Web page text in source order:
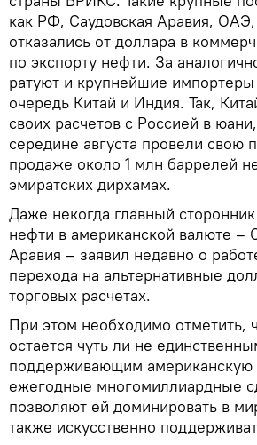
как РФ, Саудовская Аравия,
отказались от доллара в
по экспорту нефти. За
ратуют и крупнейшие
очередь Китай и Индия. Так,
своих расчетов с Россией в
середине августа провели свою
продаже около 1 млн баррелей
эмиратских дирхамах.
Даже некогда главный
нефти в американской валюте –
Аравия – заявил недавно о
перехода на альтернативные
торговых расчетах.
При этом необходимо отметить,
остается чуть ли не
поддерживающим американскую
ежегодные многомиллиардные
позволяют ей доминировать в
также искусственно